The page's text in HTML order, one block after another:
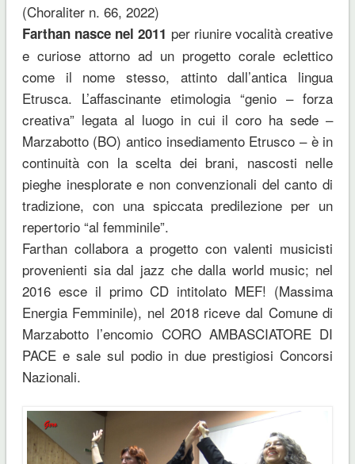
(Choraliter n. 66, 2022)
Farthan nasce nel 2011 per riunire vocalità creative
e curiose attorno ad un progetto corale eclettico
come il nome stesso, attinto dall’antica lingua
Etrusca. L’affascinante etimologia “genio – forza
creativa” legata al luogo in cui il coro ha sede –
Marzabotto (BO) antico insediamento Etrusco – è in
continuità con la scelta dei brani, nascosti nelle
pieghe inesplorate e non convenzionali del canto di
tradizione, con una spiccata predilezione per un
repertorio “al femminile”.
Farthan collabora a progetto con valenti musicisti
provenienti sia dal jazz che dalla world music; nel
2016 esce il primo CD intitolato MEF! (Massima
Energia Femminile), nel 2018 riceve dal Comune di
Marzabotto l’encomio CORO AMBASCIATORE DI
PACE e sale sul podio in due prestigiosi Concorsi
Nazionali.